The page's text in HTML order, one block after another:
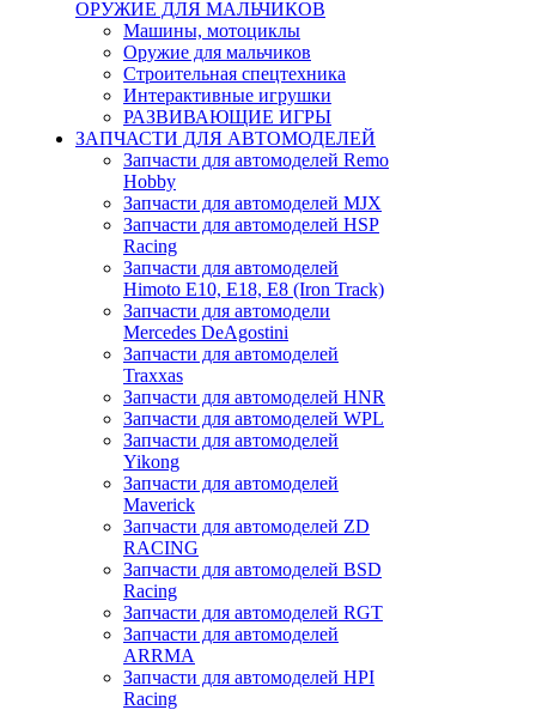
ОРУЖИЕ ДЛЯ МАЛЬЧИКОВ
Машины, мотоциклы
Оружие для мальчиков
Строительная спецтехника
Интерактивные игрушки
РАЗВИВАЮЩИЕ ИГРЫ
ЗАПЧАСТИ ДЛЯ АВТОМОДЕЛЕЙ
Запчасти для автомоделей Remo
Hobby
Запчасти для автомоделей MJX
Запчасти для автомоделей HSP
Racing
Запчасти для автомоделей
Himoto E10, E18, E8 (Iron Track)
Запчасти для автомодели
Mercedes DeAgostini
Запчасти для автомоделей
Traxxas
Запчасти для автомоделей HNR
Запчасти для автомоделей WPL
Запчасти для автомоделей
Yikong
Запчасти для автомоделей
Maverick
Запчасти для автомоделей ZD
RACING
Запчасти для автомоделей BSD
Racing
Запчасти для автомоделей RGT
Запчасти для автомоделей
ARRMA
Запчасти для автомоделей HPI
Racing